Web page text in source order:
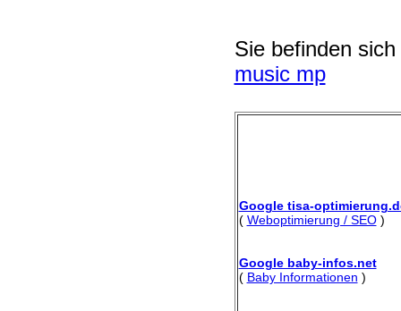
Sie befinden
music mp
Google tisa-
( Weboptimierung / SEO)
Google baby-infos.net
( Baby Informationen )